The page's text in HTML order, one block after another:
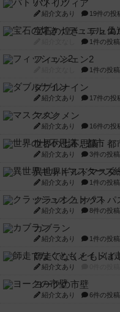
パトリツィア
紹介文あり 19件の投
宝石の煌き：デュエ
1件の投稿
フィッシェン2
1件の投稿
ダブルナイン
紹介文あり 17件の投
マスクメン
紹介文あり 16件の投
世界の七不思議：都
紹介文あり 3件の投稿
異世界ギルドマスタ
紹介文あり 1件の投稿
クラッシュオクトパ
紹介文あり 8件の投稿
カブラン
紹介文あり 1件の投稿
師走でなくともメイ
紹介文あり
ヨークの市壁
紹介文あり 6件の投稿